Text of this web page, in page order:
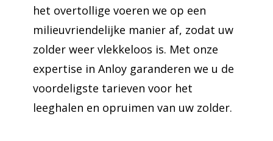
het overtollige voeren we op een
milieuvriendelijke manier af, zodat uw
zolder weer vlekkeloos is. Met onze
expertise in Anloy garanderen we u de
voordeligste tarieven voor het
leeghalen en opruimen van uw zolder.